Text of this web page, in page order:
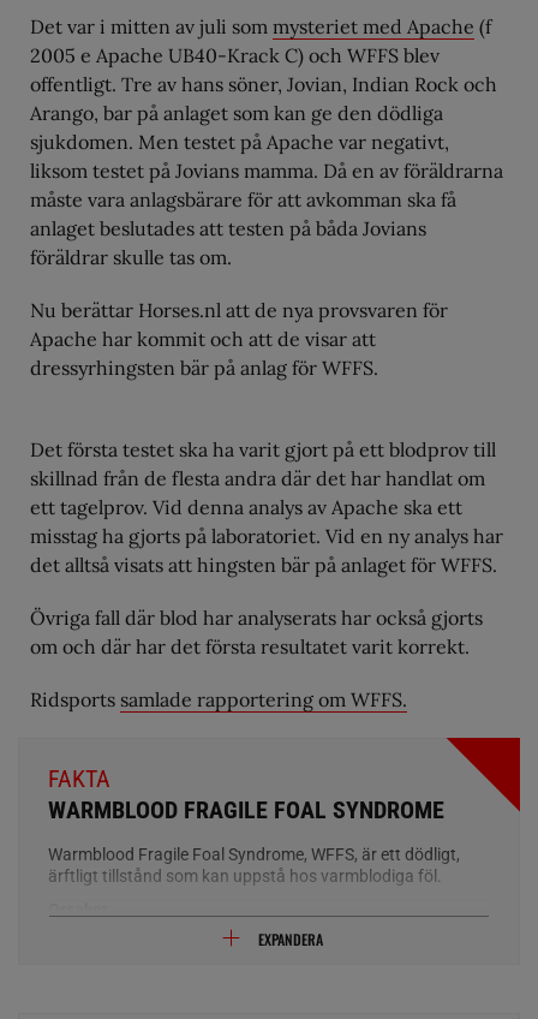
Det var i mitten av juli som mysteriet med Apache (f
2005 e Apache UB40-Krack C) och WFFS blev
offentligt. Tre av hans söner, Jovian, Indian Rock och
Arango, bar på anlaget som kan ge den dödliga
sjukdomen. Men testet på Apache var negativt,
liksom testet på Jovians mamma. Då en av föräldrarna
måste vara anlagsbärare för att avkomman ska få
anlaget beslutades att testen på båda Jovians
föräldrar skulle tas om.
Nu berättar Horses.nl att de nya provsvaren för
Apache har kommit och att de visar att
dressyrhingsten bär på anlag för WFFS.
Det första testet ska ha varit gjort på ett blodprov till
skillnad från de flesta andra där det har handlat om
ett tagelprov. Vid denna analys av Apache ska ett
misstag ha gjorts på laboratoriet. Vid en ny analys har
det alltså visats att hingsten bär på anlaget för WFFS.
Övriga fall där blod har analyserats har också gjorts
om och där har det första resultatet varit korrekt.
Ridsports samlade rapportering om WFFS.
FAKTA
WARMBLOOD FRAGILE FOAL SYNDROME
Warmblood Fragile Foal Syndrome, WFFS, är ett dödligt,
ärftligt tillstånd som kan uppstå hos varmblodiga föl.
WFFS är ett ärftligt tillstånd hos varmblodiga hästar: bärare
av sjukdomen har då en viss genetisk defekt. Bärarna själva
EXPANDERA